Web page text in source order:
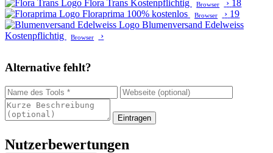
Flora Trans Kostenpflichtig Browser › 18
Floraprima 100% kostenlos Browser › 19
Blumenversand Edelweiss
Kostenpflichtig
Browser ›
Alternative fehlt?
Eintragen
Nutzerbewertungen